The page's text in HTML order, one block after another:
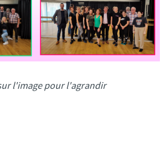
LA VILLE
D'ARTS PLASTIQUES
l'image pour l'agrandir